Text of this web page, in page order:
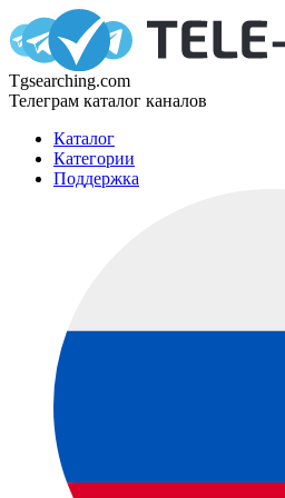
Tgsearching.com
Телеграм каталог каналов
Каталог
Категории
Поддержка